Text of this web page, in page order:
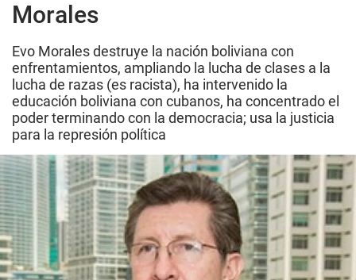
Morales
Evo Morales destruye la nación boliviana con
enfrentamientos, ampliando la lucha de clases a la
lucha de razas (es racista), ha intervenido la
educación boliviana con cubanos, ha concentrado el
poder terminando con la democracia; usa la justicia
para la represión política